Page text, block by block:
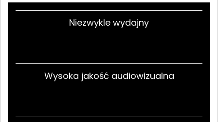
Niezwykle wydajny
Wysoka jakość audiowizualna